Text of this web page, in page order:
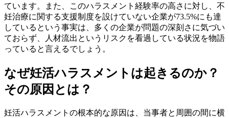
ています。また、このハラスメント経験率の高さに対し、不
妊治療に関する支援制度を設けていない企業が73.5%にも達
しているという事実は、多くの企業が問題の深刻さに気づい
ておらず、人材流出というリスクを看過している状況を物語
っていると言えるでしょう。
なぜ妊活ハラスメントは起きるのか？
その原因とは？
妊活ハラスメントの根本的な原因は、当事者と周囲の間に横